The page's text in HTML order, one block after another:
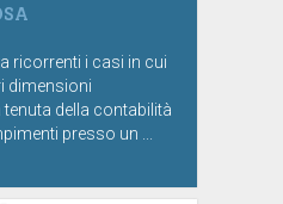
ricorrenti i casi in cui
dimensioni
della contabilità
presso un ...